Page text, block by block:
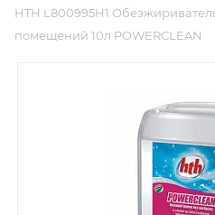
HTH L800995H1
помещений 10л POWERCLEAN